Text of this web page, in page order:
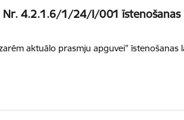
Nr. 4.2.1.6/1/24/I/001 īstenošanas
aktuālo prasmju apguvei” īstenošanas